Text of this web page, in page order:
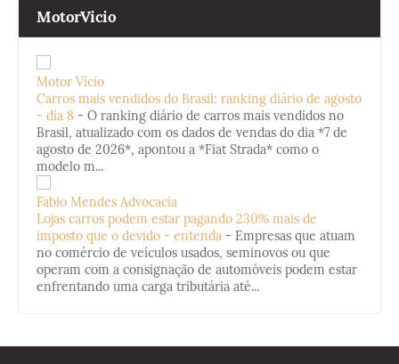
MotorVicio
Motor Vício
Carros mais vendidos do Brasil: ranking diário de agosto
- dia 8 - O ranking diário de carros mais vendidos no
Brasil, atualizado com os dados de vendas do dia *7 de
agosto de 2026*, apontou a *Fiat Strada* como o
modelo m...
Fabio Mendes Advocacia
Lojas carros podem estar pagando 230% mais de
imposto que o devido - entenda - Empresas que atuam
no comércio de veículos usados, seminovos ou que
operam com a consignação de automóveis podem estar
enfrentando uma carga tributária até...